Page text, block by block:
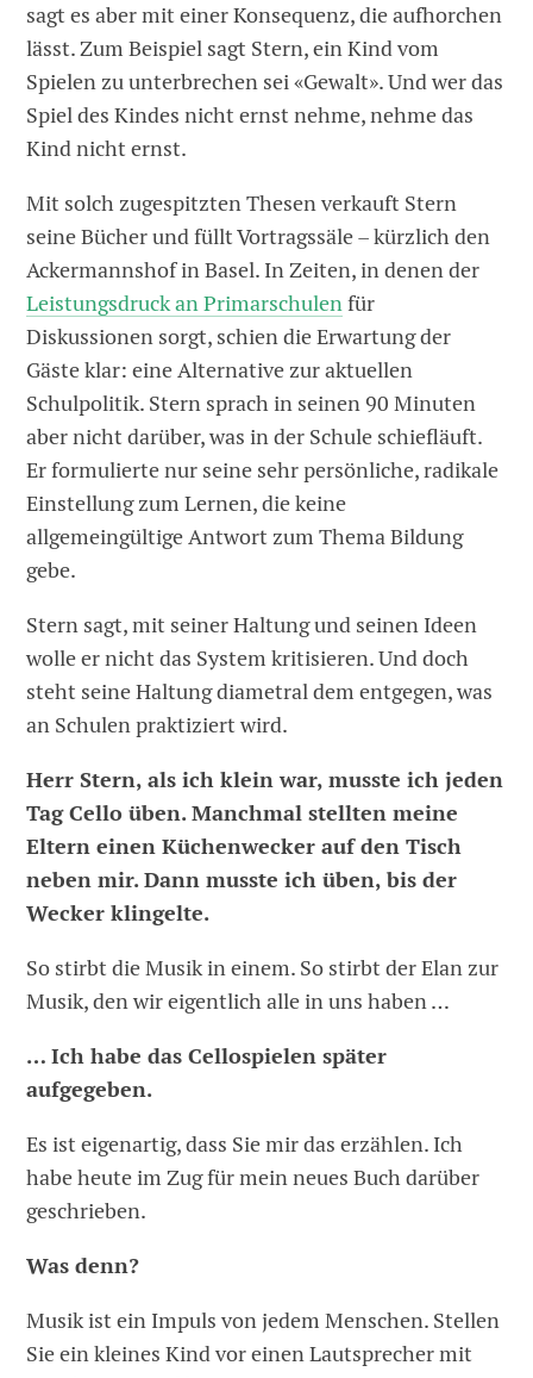
sagt es aber mit einer Konsequenz, die aufhorchen
lässt. Zum Beispiel sagt Stern, ein Kind vom
Spielen zu unterbrechen sei «Gewalt». Und wer das
Spiel des Kindes nicht ernst nehme, nehme das
Kind nicht ernst.
Mit solch zugespitzten Thesen verkauft Stern
seine Bücher und füllt Vortragssäle – kürzlich den
Ackermannshof in Basel. In Zeiten, in denen der
Leistungsdruck an Primarschulenfür
Diskussionen sorgt, schien die Erwartung der
Gäste klar: eine Alternative zur aktuellen
Schulpolitik. Stern sprach in seinen 90 Minuten
aber nicht darüber, was in der Schule schiefläuft.
Er formulierte nur seine sehr persönliche, radikale
Einstellung zum Lernen, die keine
allgemeingültige Antwort zum Thema Bildung
gebe.
Stern sagt, mit seiner Haltung und seinen Ideen
wolle er nicht das System kritisieren. Und doch
steht seine Haltung diametral dem entgegen, was
an Schulen praktiziert wird.
Herr Stern, als ich klein war, musste ich jeden
Tag Cello üben. Manchmal stellten meine
Eltern einen Küchenwecker auf den Tisch
neben mir. Dann musste ich üben, bis der
Wecker klingelte.
So stirbt die Musik in einem. So stirbt der Elan zur
Musik, den wir eigentlich alle in uns haben …
… Ich habe das Cellospielen später
aufgegeben.
Es ist eigenartig, dass Sie mir das erzählen. Ich
habe heute im Zug für mein neues Buch darüber
geschrieben.
Was denn?
Musik ist ein Impuls von jedem Menschen. Stellen
Sie ein kleines Kind vor einen Lautsprecher mit